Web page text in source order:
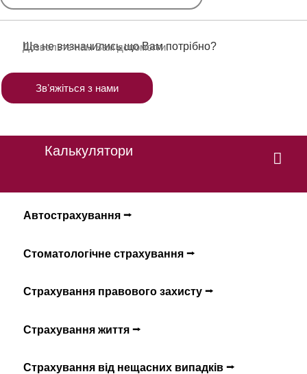
Ще не визначились що Вам потрібно?
Дозвольте нам Вам допомогти.
Звʼяжіться з нами
Калькулятори
Автострахування ⭢
Стоматологічне страхування ⭢
Страхування правового захисту ⭢
Страхування життя ⭢
Страхування від нещасних випадків ⭢